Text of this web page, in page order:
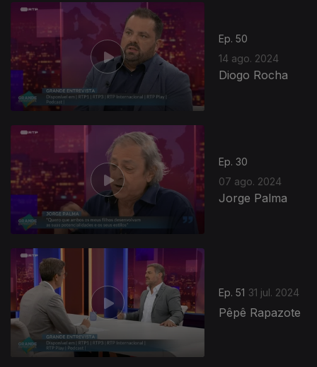
Ep. 50
14 ago. 2024
Diogo Rocha
Ep. 30
07 ago. 2024
Jorge Palma
Ep. 51 31 jul. 2024
Pêpê Rapazote